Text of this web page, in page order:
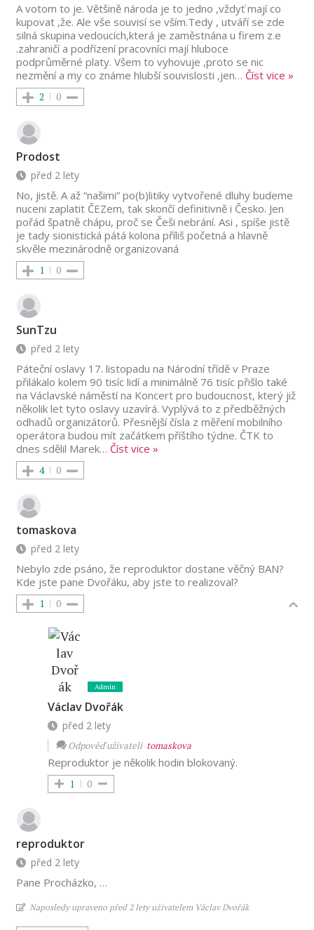
A votom to je. Většině národa je to jedno ,vždyť mají co
kupovat ,že. Ale vše souvisí se vším.Tedy , utváří se zde
silná skupina vedoucích,která je zaměstnána u firem z.e
.zahraničí a podřízení pracovníci mají hluboce
podprůměrné platy. Všem to vyhovuje ,proto se nic
nezmění a my co známe hlubší souvislosti ,jen… Číst vice »
2 0
Prodost
před 2 lety
No, jistě. A až “našimi” po(b)litiky vytvořené dluhy budeme
nuceni zaplatit ČEZem, tak skončí definitivně i Česko. Jen
pořád špatně chápu, proč se Češi nebrání. Asi , spíše jistě
je tady sionistická pátá kolona příliš početná a hlavně
skvěle mezinárodně organizovaná
1 0
SunTzu
před 2 lety
Páteční oslavy 17. listopadu na Národní třídě v Praze
přilákalo kolem 90 tisíc lidí a minimálně 76 tisíc přišlo také
na Václavské náměstí na Koncert pro budoucnost, který již
několik let tyto oslavy uzavírá. Vyplývá to z předběžných
odhadů organizátorů. Přesnější čísla z měření mobilního
operátora budou mít začátkem příštího týdne. ČTK to
dnes sdělil Marek… Číst vice »
4 0
tomaskova
před 2 lety
Nebylo zde psáno, že reproduktor dostane věčný BAN?
Kde jste pane Dvořáku, aby jste to realizoval?
1 0
Admin
Václav Dvořák
před 2 lety
Odpověď uživateli tomaskova
Reproduktor je několik hodin blokovaný.
1 0
reproduktor
před 2 lety
Pane Procházko, …
Naposledy upraveno před 2 lety uživatelem Václav Dvořák